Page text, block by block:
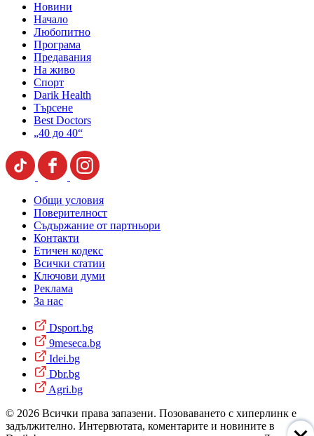
Новини
Начало
Любопитно
Програма
Предавания
На живо
Спорт
Darik Health
Търсене
Best Doctors
„40 до 40“
Общи условия
Поверителност
Съдържание от партньори
Контакти
Етичен кодекс
Всички статии
Ключови думи
Реклама
За нас
Dsport.bg
9meseca.bg
Idei.bg
Dbr.bg
Agri.bg
© 2026 Всички права запазени. Позоваването с хиперлинк е
задължително. Интервютата, коментарите и новините в